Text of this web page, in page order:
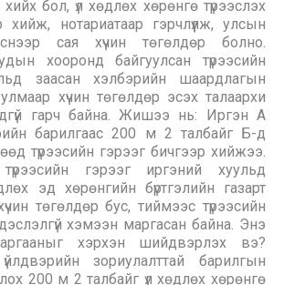
бол, үл хөдлөх хөрөнгө түрээслэх
хийж, нотариатаар гэрчлүүлж, улсын
сая хүчин төгөлдөр болно.
хооронд байгуулсан түрээсийн
заасан хэлбэрийн шаардлагын
хүчин төгөлдөр эсэх талаархи
гарч байна. Жишээ нь: Иргэн А
барилгаас 200 м 2 талбайг Б-д
түрээсийн гэрээг бичгээр хийжээ.
гэрээг иргэний хуульд
эд хөрөнгийн бүртгэлийн газарт
хүчин төгөлдөр бус, тиймээс түрээсийн
хэмээн маргасан байна. Энэ
хэрхэн шийдвэрлэх вэ?
зориулалттай барилгын
200 м 2 талбайг үл хөдлөх хөрөнгө